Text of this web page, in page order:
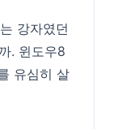
강자였던
. 윈도우8
유심히 살